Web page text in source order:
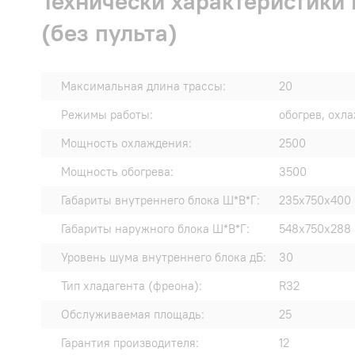
(без пульта)
Максимальная длина трассы:
20
Режимы работы:
обогрев,
Мощность охлаждения:
2500
Мощность обогрева:
3500
Габариты внутреннего блока Ш*В*Г:
235x750x400
Габариты наружного блока Ш*В*Г:
548x750x288
Уровень шума внутреннего блока дБ:
30
Тип хладагента (фреона):
R32
Обслуживаемая площадь:
25
Гарантия производителя:
12